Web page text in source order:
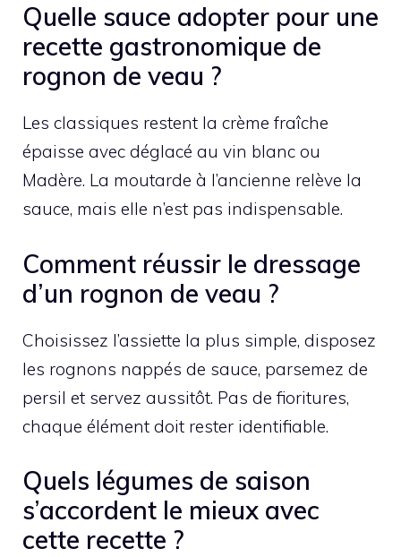
Quelle sauce adopter pour une
recette gastronomique de
rognon de veau ?
Les classiques restent la crème fraîche
épaisse avec déglacé au vin blanc ou
Madère. La moutarde à l’ancienne relève la
sauce, mais elle n’est pas indispensable.
Comment réussir le dressage
d’un rognon de veau ?
Choisissez l’assiette la plus simple, disposez
les rognons nappés de sauce, parsemez de
persil et servez aussitôt. Pas de fioritures,
chaque élément doit rester identifiable.
Quels légumes de saison
s’accordent le mieux avec
cette recette ?